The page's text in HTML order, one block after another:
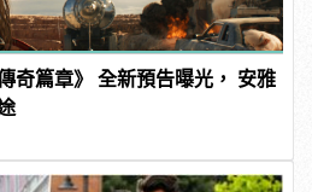
奇篇章》 全新預告曝光， 安雅